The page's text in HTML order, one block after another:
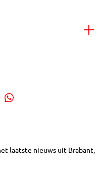
laatste nieuws uit Brabant,